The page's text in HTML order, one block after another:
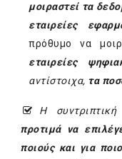
μοιραστεί τα
εταιρείες
πρόθυμο να
εταιρείες
αντίστοιχα, τα
Η
προτιμά να
ποιούς και για